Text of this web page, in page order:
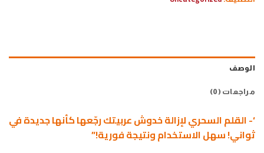
الوصف
مراجعات (0)
‘- القلم السحري لإزالة خدوش عربيتك رجّعها كأنها جديدة في
ثواني! سهل الاستخدام ونتيجة فورية!”